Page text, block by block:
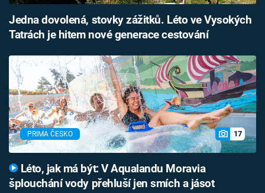
Jedna dovolená, stovky zážitků. Léto ve Vysokých
Tatrách je hitem nové generace cestování
PRIMA ČESKO 17
Léto, jak má být: V Aqualandu Moravia
šplouchání vody přehluší jen smích a jásot